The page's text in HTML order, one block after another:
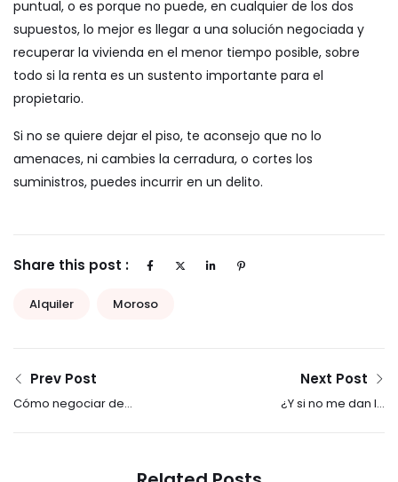
puntual, o es porque no puede, en cualquier de los dos
supuestos, lo mejor es llegar a una solución negociada y
recuperar la vivienda en el menor tiempo posible, sobre
todo si la renta es un sustento importante para el
propietario.
Si no se quiere dejar el piso, te aconsejo que no lo
amenaces, ni cambies la cerradura, o cortes los
suministros, puedes incurrir en un delito.
Share this post :
Alquiler Moroso
Prev Post
Cómo negociar de
Next Post
¿Y si no me dan la